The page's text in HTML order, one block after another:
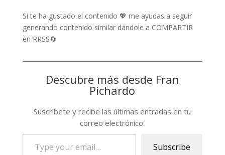
Si te ha gustado el contenido 💖 me ayudas a seguir
generando contenido similar dándole a COMPARTIR
en RRSS🔄
Descubre más desde Fran
Pichardo
Suscríbete y recibe las últimas entradas en tu
correo electrónico.
Subscribe